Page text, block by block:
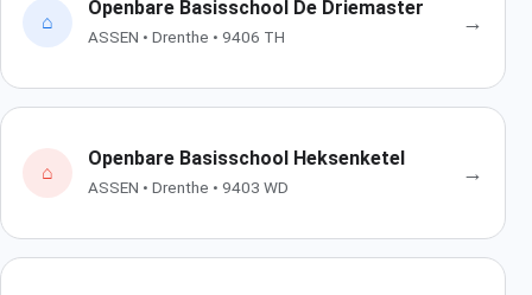
⌂
Openbare Basisschool De Driemaster
ASSEN • Drenthe • 9406 TH
→
⌂
Openbare Basisschool Heksenketel
ASSEN • Drenthe • 9403 WD
→